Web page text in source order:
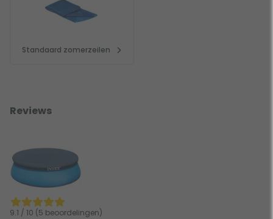
Standaard zomerzeilen
Reviews
9.1 / 10 (5 beoordelingen)